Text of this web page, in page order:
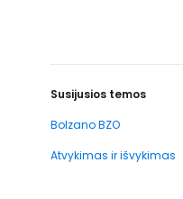
Susijusios temos
Bolzano BZO
Atvykimas ir išvykimas